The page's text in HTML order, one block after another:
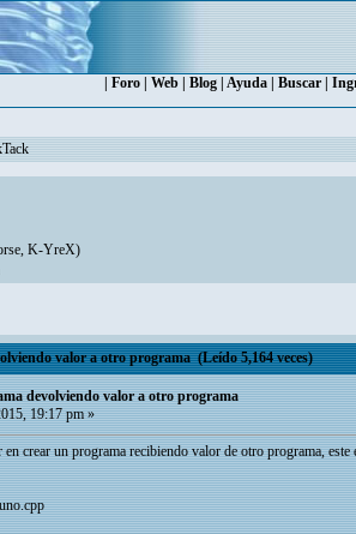
Foro| Web| Blog| Ayuda| Buscar|
, K-YreX)
valor a otro programa (Leído 5,164 veces)
devolviendo valor a otro programa
19:17 pm »
crear un programa recibiendo valor de otro programa, este